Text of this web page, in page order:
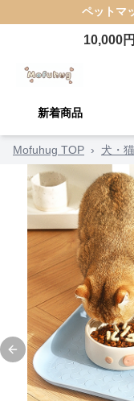
ペットマ
10,000
新着商品
Mofuhug TOP › 犬・
Previous slide